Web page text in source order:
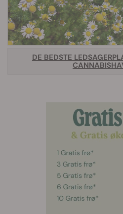
DE BEDSTE